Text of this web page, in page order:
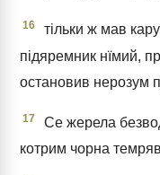
16
тільки ж мав
підяремник нїмий,
остановив нерозум
17
Се жерела
котрим чорна